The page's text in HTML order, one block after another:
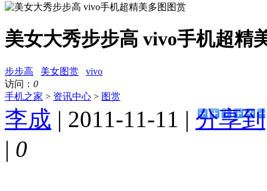
美女大秀步步高 vivo手机超精
步步高 美女图赏
vivo
访问： 0
手机之家 > 资讯中心 > 图赏
李成 | 2011-11-11 | 分享到
| 0